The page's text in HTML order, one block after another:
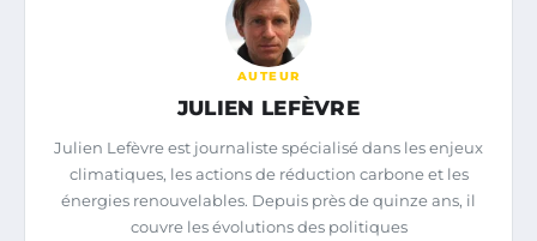
AUTEUR
JULIEN LEFÈVRE
Julien Lefèvre est journaliste spécialisé dans les enjeux
climatiques, les actions de réduction carbone et les
énergies renouvelables. Depuis près de quinze ans, il
couvre les évolutions des politiques